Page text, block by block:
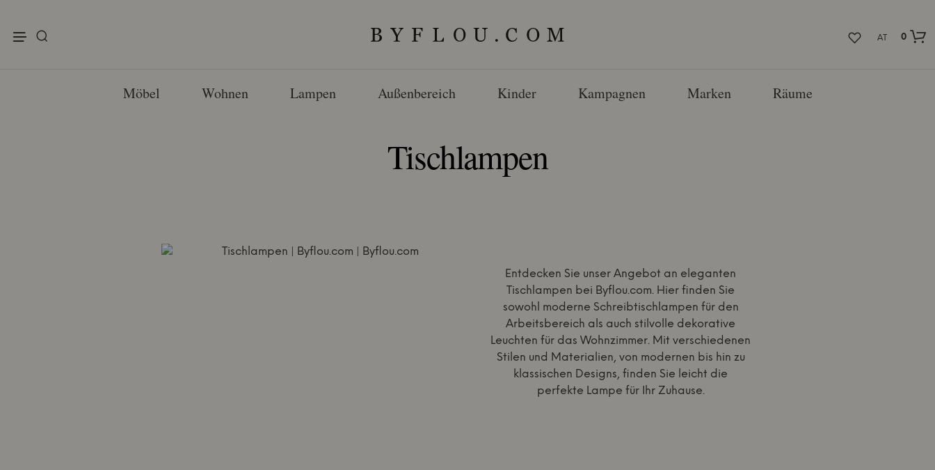
AT
0
Möbel Wohnen Lampen Außenbereich Kinder Kampagnen Marken Räume
Tischlampen
Entdecken Sie unser Angebot an eleganten
Tischlampen bei Byflou.com. Hier finden Sie
sowohl moderne Schreibtischlampen für den
Arbeitsbereich als auch stilvolle dekorative
Leuchten für das Wohnzimmer. Mit verschiedenen
Stilen und Materialien, von modernen bis hin zu
klassischen Designs, finden Sie leicht die
perfekte Lampe für Ihr Zuhause.